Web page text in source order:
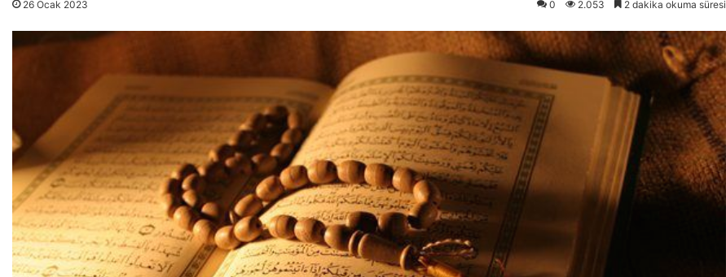
26 Ocak 2023 0 2.053 2 dakika okuma süresi